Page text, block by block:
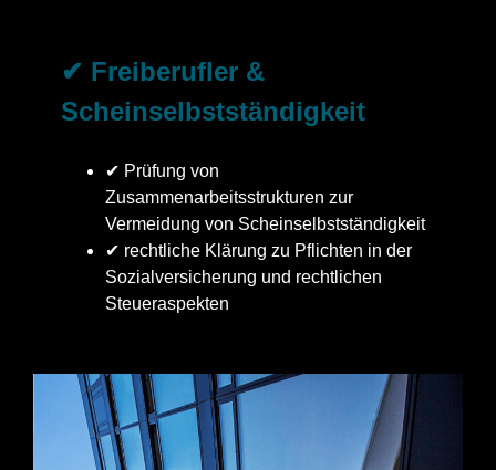
✔ Freiberufler &
Scheinselbstständigkeit
✔ Prüfung von
Zusammenarbeitsstrukturen zur
Vermeidung von Scheinselbstständigkeit
✔ rechtliche Klärung zu Pflichten in der
Sozialversicherung und rechtlichen
Steueraspekten